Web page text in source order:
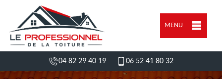
MENU
04 82 29 40 19 06 52 41 80 32